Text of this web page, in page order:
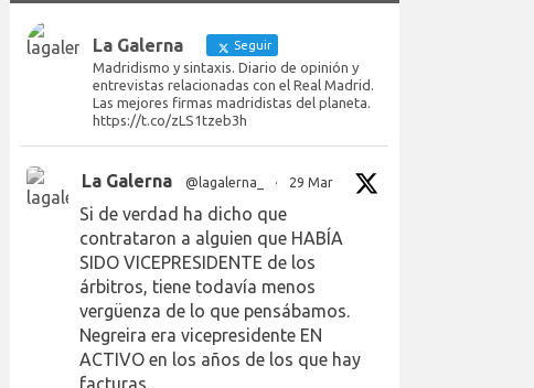
La Galerna Seguir
Madridismo y sintaxis. Diario de opinión y
entrevistas relacionadas con el Real Madrid.
Las mejores firmas madridistas del planeta.
https://t.co/zLS1tzeb3h
La Galerna @lagalerna_ · 29 Mar
Si de verdad ha dicho que
contrataron a alguien que HABÍA
SIDO VICEPRESIDENTE de los
árbitros, tiene todavía menos
vergüenza de lo que pensábamos.
Negreira era vicepresidente EN
ACTIVO en los años de los que hay
facturas.